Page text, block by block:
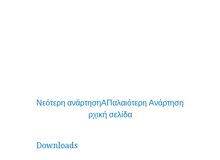
Νεότερη ανάρτηση Παλαιότερη Ανάρτηση
Α
ρχική σελίδα
Downloads